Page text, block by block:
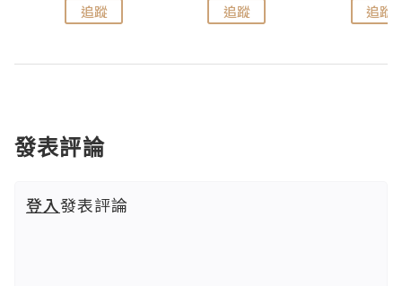
追蹤 追蹤 追蹤
發表評論
登入發表評論